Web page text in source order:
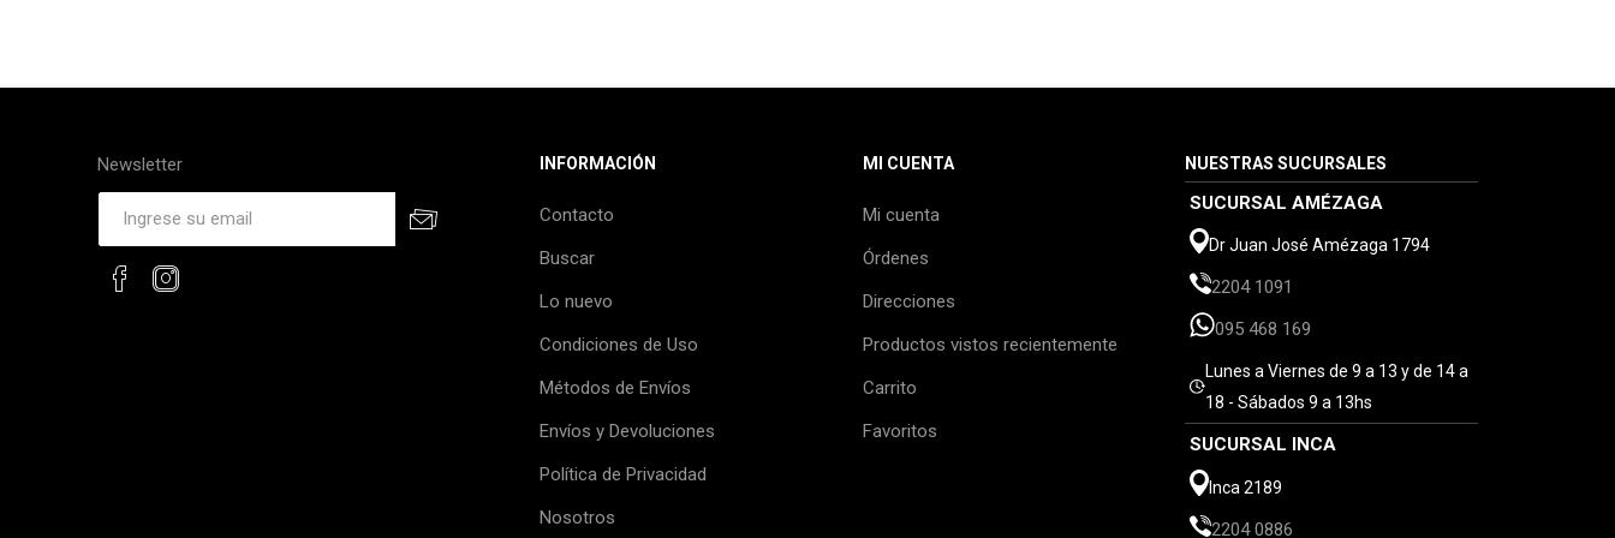
Newsletter INFORMACIÓN
Contacto
Buscar
Lo nuevo
Condiciones de Uso
Métodos de Envíos
Envíos y Devoluciones
Política de Privacidad
Nosotros
MI CUENTA
Mi cuenta
Órdenes
Direcciones
Productos vistos recientemente
Carrito
Favoritos
NUESTRAS SUCURSALES
SUCURSAL AMÉZAGA
Dr Juan José Amézaga 1794
2204 1091
095 468 169
Lunes a Viernes de 9 a 13 y de 14 a
18 - Sábados 9 a 13hs
SUCURSAL INCA
Inca 2189
2204 0886